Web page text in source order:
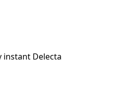
instant Delecta